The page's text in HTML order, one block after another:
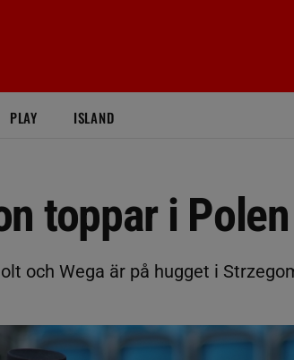
PLAY ISLAND
toppar i Polen
och Wega är på hugget i